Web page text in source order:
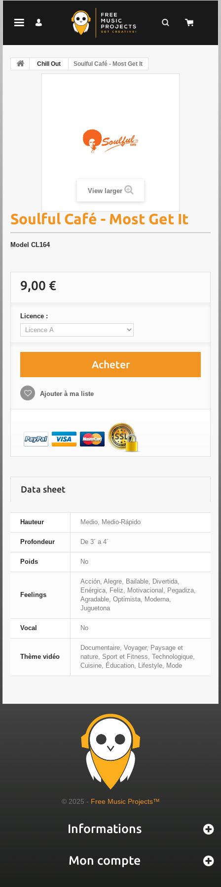
Chill Out Soulful Café - Most Get It
View larger
Soulful Café - Most Get It
Model CL164
9,00 €
Licence :
Acheter
Ajouter à ma liste
Data sheet
Hauteur Medio, Medio-Rápido
Profondeur De 3´ a 4´
Poids No
Feelings
Acción, Alegre, Bailable, Divertida,
Enérgica, Feliz, Motivacional, Pegadiza,
Agradable, Optimista, Moderna,
Juguetona
Vocal No
Thème vidéo
Documentaire, Voyager, Paysage et
nature, Sport et Fitness, Technologique,
Cuisine, Éducation, Lifestyle, Mode
© 2025 - Free Music Projects™
Informations
Mon compte